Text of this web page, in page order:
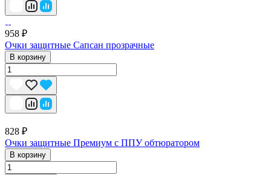
958 ₽
Очки защитные Сапсан прозрачные
В корзину
828 ₽
Очки защитные Премиум с ППУ обтюратором
В корзину